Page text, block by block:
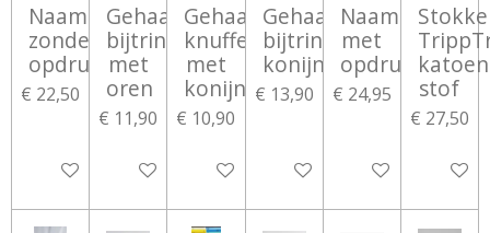
Naamballon
zonder
opdruk
€ 22,50
Bekijk details
Gehaakte
bijtring
met
oren
€ 11,90
Bekijk details
Gehaakt
knuffeldoekje
met
konijntje
€ 10,90
Bekijk details
Gehaakte
bijtring
konijn
€ 13,90
In winkelwagen
Naamballon
met
opdruk
€ 24,95
Bekijk details
Stokke
stof
€ 27,50
Bekijk